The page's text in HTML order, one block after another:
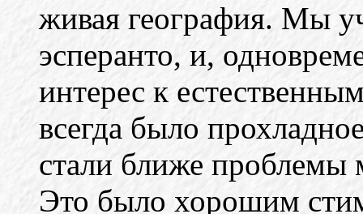
живая география. Мы
эсперанто, и,
интерес к
всегда было
стали ближе
Это было хорошим